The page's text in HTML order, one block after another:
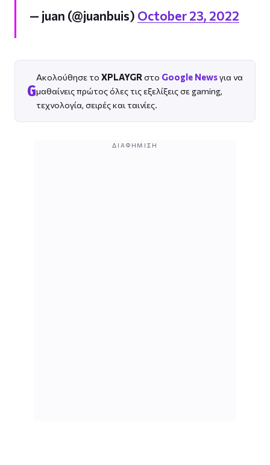
— juan (@juanbuis) October 23, 2022
G
Ακολούθησε το XPLAYGR στο Google Newsγια να
μαθαίνεις πρώτος όλες τις εξελίξεις σε gaming,
τεχνολογία, σειρές και ταινίες.
ΔΙΑΦΉΜΙΣΗ